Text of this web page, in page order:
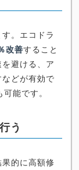
。エコドラ
改善すること
避ける、ア
どが有効で
能です。
う
的に高額修